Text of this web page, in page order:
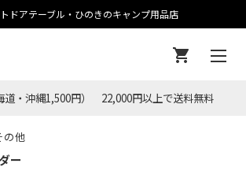
ドアテーブル・ひのきのキャンプ用品店
道・沖縄1,500円） 22,000円以上で送料無料
の他
ー